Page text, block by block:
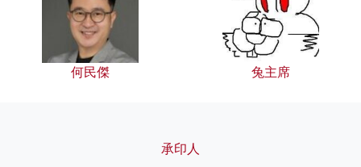
何民傑 兔主席
承印人